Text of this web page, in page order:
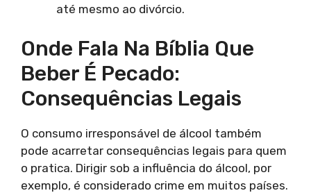
até mesmo ao divórcio.
Onde Fala Na Bíblia Que
Beber É Pecado:
Consequências Legais
O consumo irresponsável de álcool também
pode acarretar consequências legais para quem
o pratica. Dirigir sob a influência do álcool, por
exemplo, é considerado crime em muitos países.